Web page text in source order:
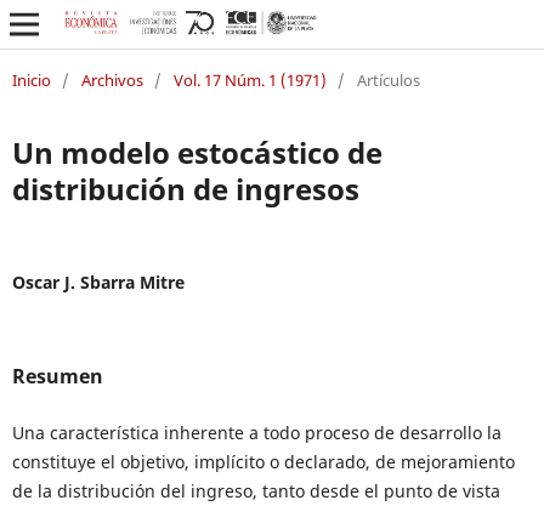
Inicio / Archivos / Vol. 17 Núm. 1 (1971) / Artículos
Un modelo estocástico de
distribución de ingresos
Oscar J. Sbarra Mitre
Resumen
Una característica inherente a todo proceso de desarrollo la
constituye el objetivo, implícito o declarado, de mejoramiento
de la distribución del ingreso, tanto desde el punto de vista